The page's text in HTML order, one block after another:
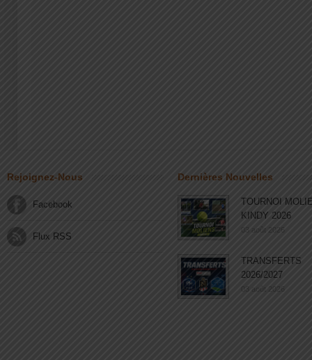
Rejoignez-Nous
Facebook
Flux RSS
Dernières Nouvelles
TOURNOI
KINDY 2026
03 août 2026
TRANSFERTS
2026/2027
03 août 2026